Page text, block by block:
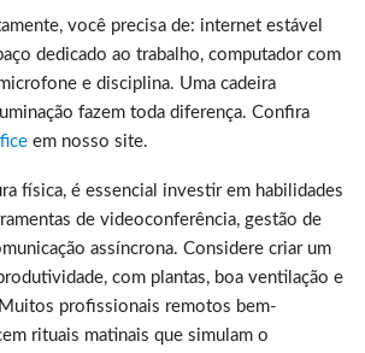
você precisa de: internet estável
dedicado ao trabalho, computador com
e disciplina. Uma cadeira
fazem toda diferença. Confira
em nosso site.
física, é essencial investir em habilidades
de videoconferência, gestão de
assíncrona. Considere criar um
com plantas, boa ventilação e
profissionais remotos bem-
rituais matinais que simulam o